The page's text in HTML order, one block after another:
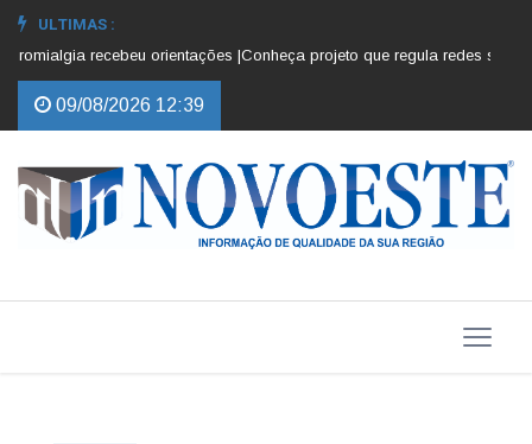
ULTIMAS :
recebeu orientações |Conheça projeto que regula redes sociais
09/08/2026 12:39